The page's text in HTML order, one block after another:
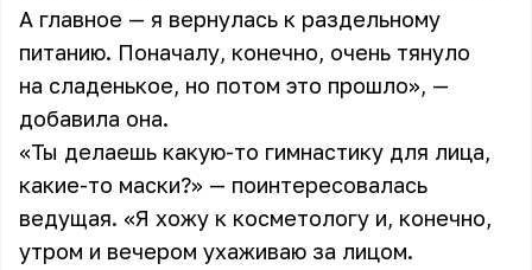
А главное — я вернулась к раздельному
питанию. Поначалу, конечно, очень тянуло
на сладенькое, но потом это прошло», —
добавила она.
«Ты делаешь какую-то гимнастику для лица,
какие-то маски?» — поинтересовалась
ведущая. «Я хожу к косметологу и, конечно,
утром и вечером ухаживаю за лицом.